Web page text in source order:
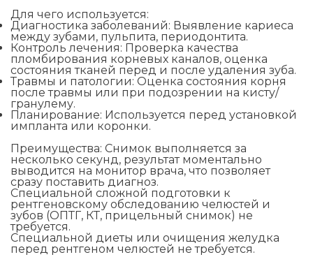
Для чего используется:
Диагностика заболеваний: Выявление кариеса
между зубами, пульпита, периодонтита.
Контроль лечения: Проверка качества
пломбирования корневых каналов, оценка
состояния тканей перед и после удаления зуба.
Травмы и патологии: Оценка состояния корня
после травмы или при подозрении на кисту/
гранулему.
Планирование: Используется перед установкой
импланта или коронки.
Преимущества: Снимок выполняется за
несколько секунд, результат моментально
выводится на монитор врача, что позволяет
сразу поставить диагноз.
Специальной сложной подготовки к
рентгеновскому обследованию челюстей и
зубов (ОПТГ, КТ, прицельный снимок) не
требуется.
Специальной диеты или очищения желудка
перед рентгеном челюстей не требуется.